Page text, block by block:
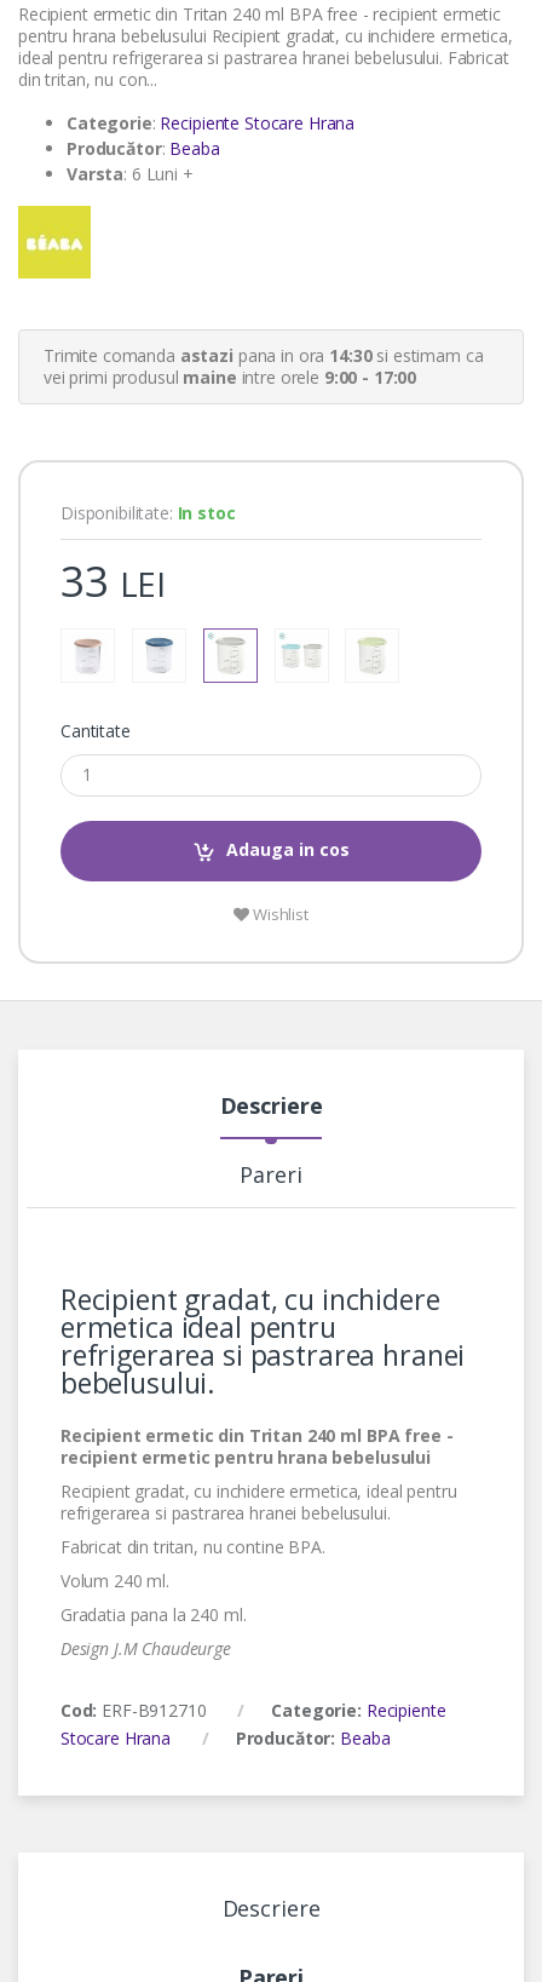
o
u
t
o
f
s
r
i
Recipient ermetic din Tritan 240 ml BPA free - recipient ermetic
pentru hrana bebelusului Recipient gradat, cu inchidere ermetica,
ideal pentru refrigerarea si pastrarea hranei bebelusului. Fabricat
din tritan, nu con...
Categorie: Recipiente Stocare Hrana
Producător: Beaba
Varsta: 6 Luni +
Trimite comanda astazi pana in ora 14:30si estimam ca
vei primi produsul maine intre orele 9:00 - 17:00
Disponibilitate: In stoc
33 LEI
Cantitate
Adauga in cos
Wishlist
Descriere
Pareri
Recipient gradat, cu inchidere
ermetica ideal pentru
refrigerarea si pastrarea hranei
bebelusului.
Recipient ermetic din Tritan 240 ml BPA free -
recipient ermetic pentru hrana bebelusului
Recipient gradat, cu inchidere ermetica, ideal pentru
refrigerarea si pastrarea hranei bebelusului.
Fabricat din tritan, nu contine BPA.
Volum 240 ml.
Gradatia pana la 240 ml.
Design J.M Chaudeurge
Cod: ERF-B912710 Categorie: Recipiente
Stocare Hrana
Producător: Beaba
Descriere